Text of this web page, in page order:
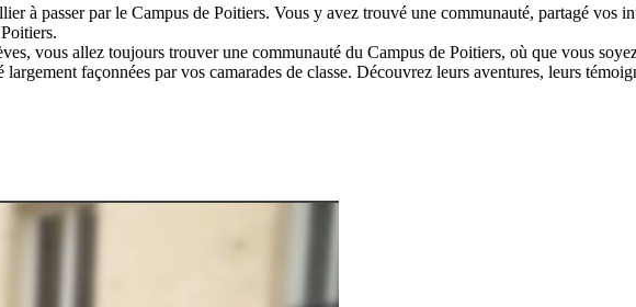
à passer par le Campus de Poitiers. Vous y avez trouvé une communauté, partagé vos
vous allez toujours trouver une communauté du Campus de Poitiers, où que vous
façonnées par vos camarades de classe. Découvrez leurs aventures, leurs